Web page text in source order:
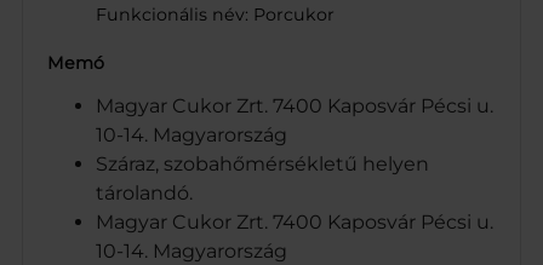
Funkcionális név: Porcukor
Memó
Magyar Cukor Zrt. 7400 Kaposvár Pécsi u.
10-14. Magyarország
Száraz, szobahőmérsékletű helyen
tárolandó.
Magyar Cukor Zrt. 7400 Kaposvár Pécsi u.
10-14. Magyarország